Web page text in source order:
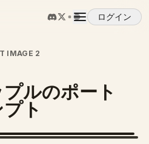
ログイン
IMAGE 2
ルのポート
ト